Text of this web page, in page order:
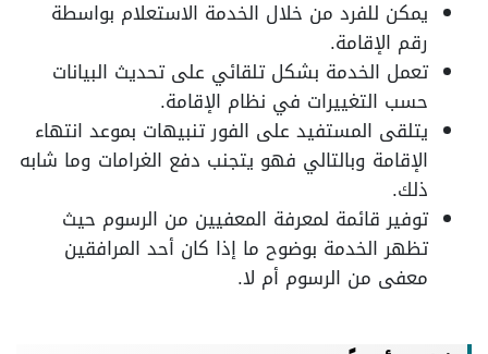
يمكن للفرد من خلال الخدمة الاستعلام بواسطة
رقم الإقامة.
تعمل الخدمة بشكل تلقائي على تحديث البيانات
حسب التغييرات في نظام الإقامة.
يتلقى المستفيد على الفور تنبيهات بموعد انتهاء
الإقامة وبالتالي فهو يتجنب دفع الغرامات وما شابه
ذلك.
توفير قائمة لمعرفة المعفيين من الرسوم حيث
تظهر الخدمة بوضوح ما إذا كان أحد المرافقين
معفى من الرسوم أم لا.